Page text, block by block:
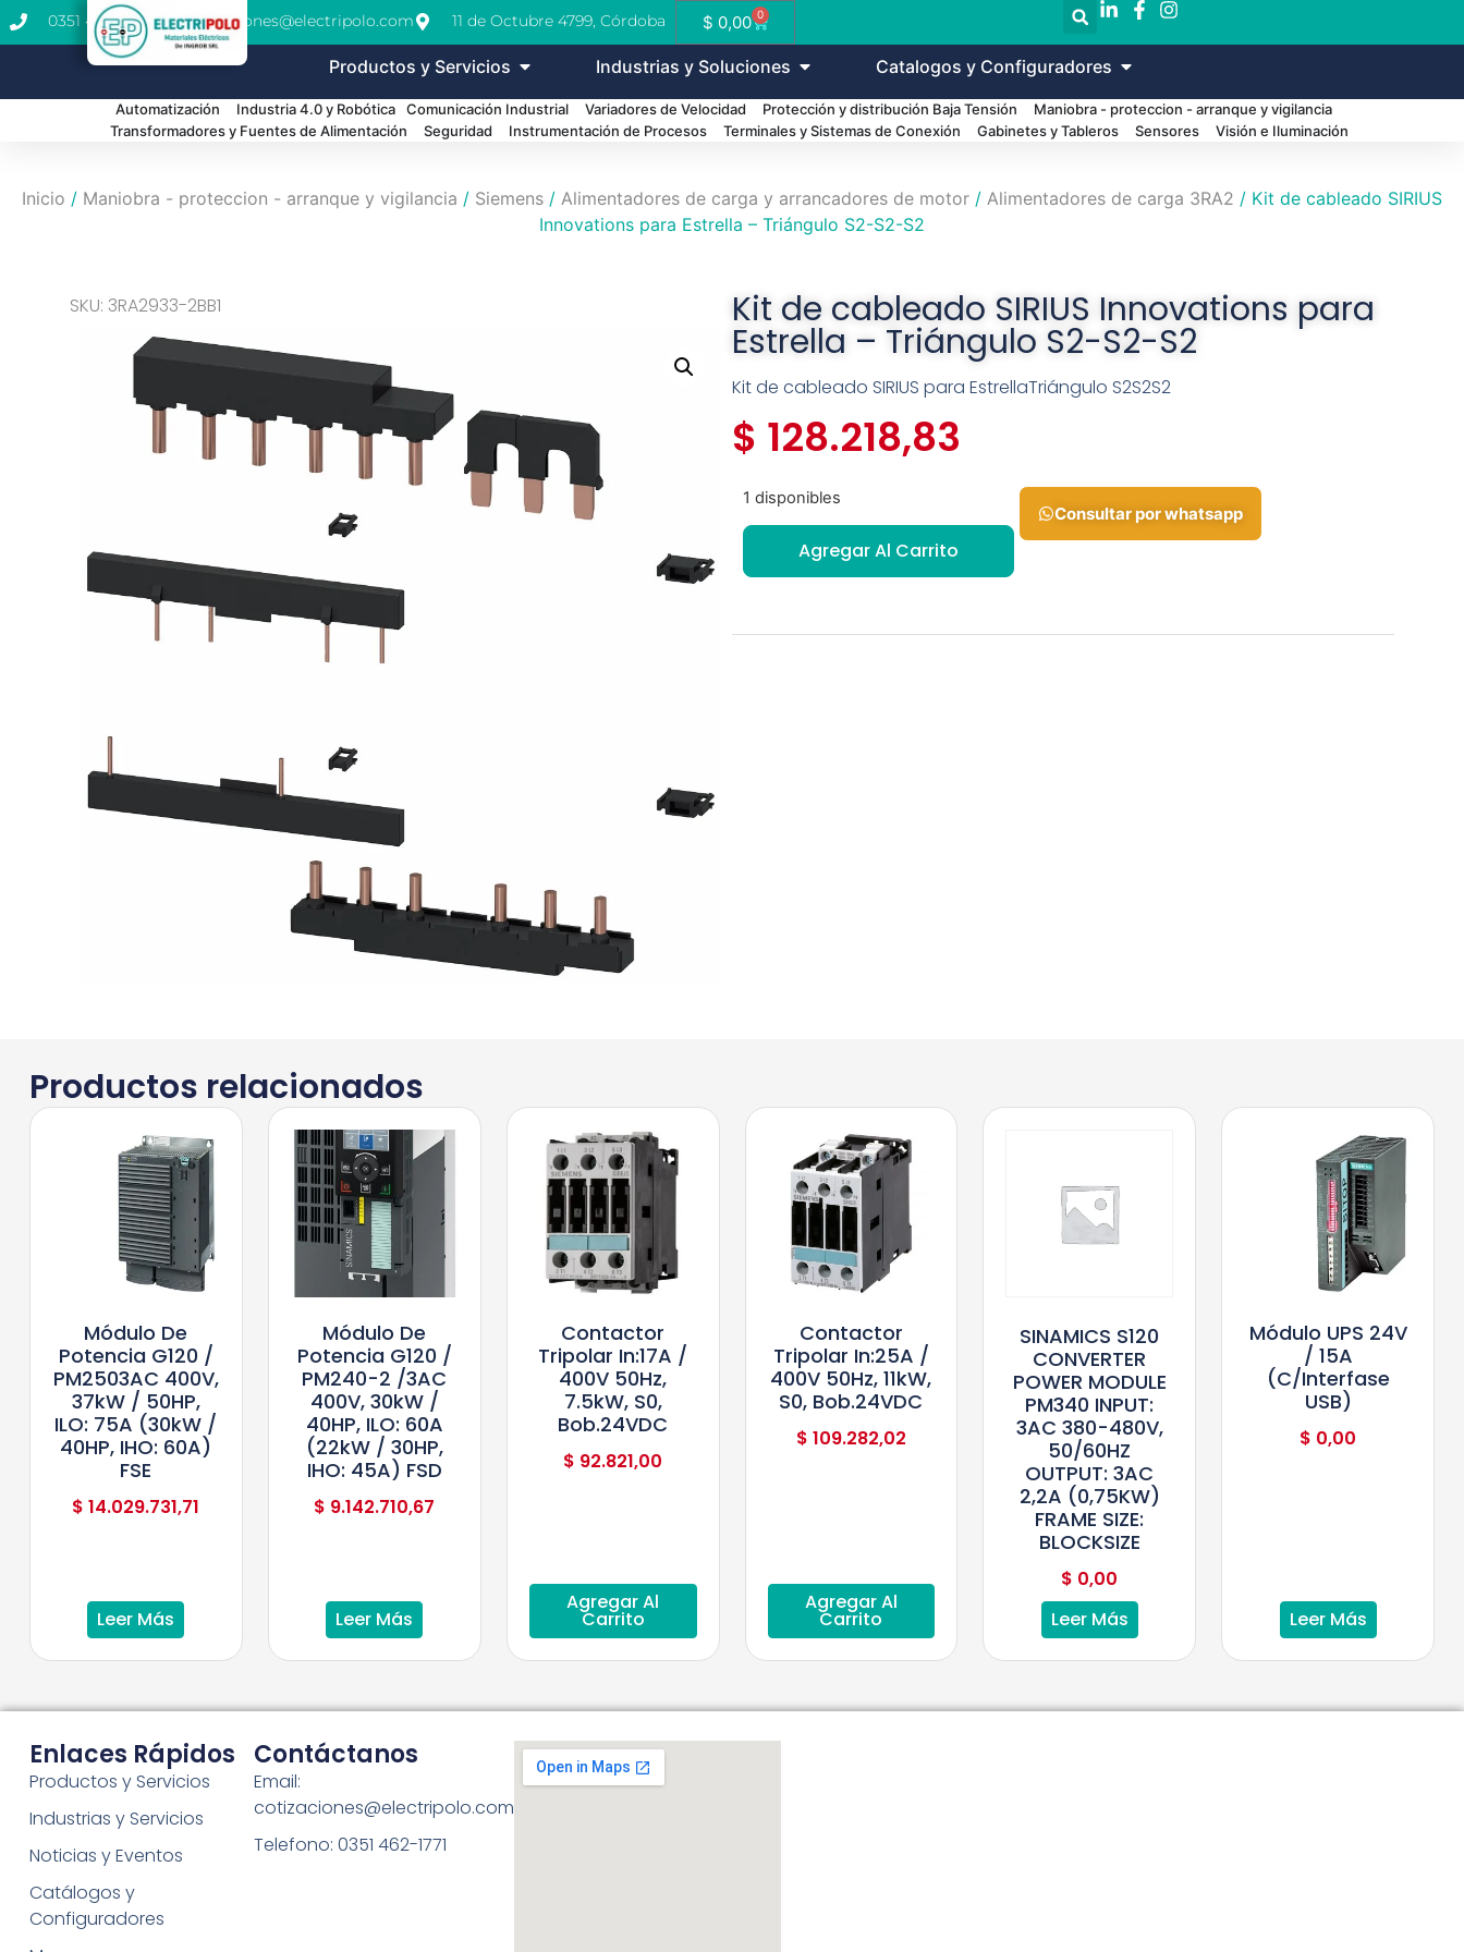
0351 462-1771 cotizaciones@electripolo.com 11 de Octubre 4799, Córdoba $ 0,00 0
Productos y Servicios Industrias y Soluciones Catalogos y Configuradores
Automatización Industria 4.0 y Robótica Comunicación Industrial Variadores de Velocidad Protección y distribución Baja Tensión
Maniobra - proteccion - arranque y vigilancia
Transformadores y Fuentes de Alimentación
Seguridad Instrumentación de Procesos Terminales y Sistemas de Conexión Gabinetes y Tableros Sensores Visión e Iluminación
Inicio / Maniobra - proteccion - arranque y vigilancia / Siemens / Alimentadores de carga y arrancadores de motor / Alimentadores de carga 3RA2 / Kit de cableado SIRIUS
Innovations para Estrella – Triángulo S2-S2-S2
SKU: 3RA2933-2BB1 Kit de cableado SIRIUS Innovations para
Estrella – Triángulo S2-S2-S2
Kit de cableado SIRIUS para EstrellaTriángulo S2S2S2
$ 128.218,83
1 disponibles
Agregar Al Carrito
Consultar por whatsapp
Productos relacionados
Módulo De
Potencia G120 /
PM2503AC 400V,
37kW / 50HP,
ILO: 75A (30kW /
40HP, IHO: 60A)
FSE
$ 14.029.731,71
Leer Más
Módulo De
Potencia G120 /
PM240-2 /3AC
400V, 30kW /
40HP, ILO: 60A
(22kW / 30HP,
IHO: 45A) FSD
$ 9.142.710,67
Leer Más
Contactor
Tripolar In:17A /
400V 50Hz,
7.5kW, S0,
Bob.24VDC
$ 92.821,00
Agregar Al
Carrito
Contactor
Tripolar In:25A /
400V 50Hz, 11kW,
S0, Bob.24VDC
$ 109.282,02
Agregar Al
Carrito
SINAMICS S120
CONVERTER
POWER MODULE
PM340 INPUT:
3AC 380-480V,
50/60HZ
OUTPUT: 3AC
2,2A (0,75KW)
FRAME SIZE:
BLOCKSIZE
$ 0,00
Leer Más
Módulo UPS 24V
/ 15A
(c/interfase
USB)
$ 0,00
Leer Más
Enlaces Rápidos
Productos y Servicios
Industrias y Servicios
Noticias y Eventos
Catálogos y
Configuradores
Contáctanos
Email:
cotizaciones@electripolo.com
Telefono: 0351 462-1771